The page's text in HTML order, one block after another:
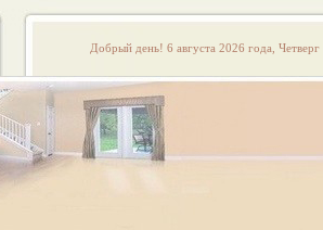
Добрый день! 6 августа 2026 года, Четверг